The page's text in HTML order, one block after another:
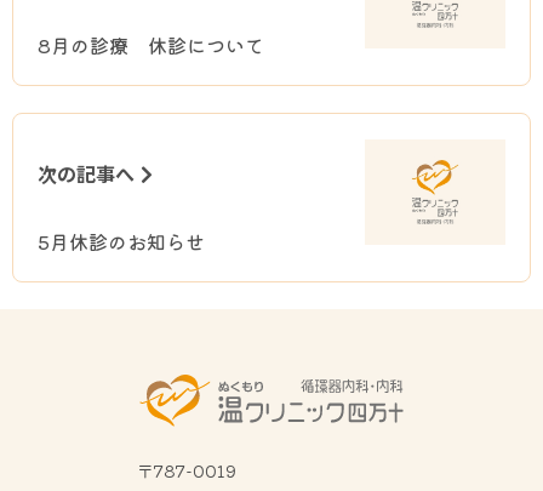
8月の診療 休診について
次の記事へ
5月休診のお知らせ
〒787-0019